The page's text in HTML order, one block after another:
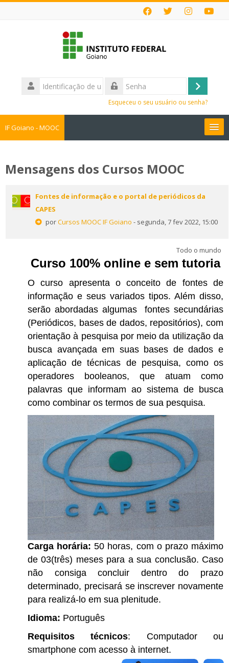
Identificação
de
Acessar
Esqueceu o seu usuário ou senha?
IF Goiano - MOOC
Faça sua Inscrição
Perguntas Frequentes
cursos
Mensagens dos Cursos MOOC
Fontes de informação e o portal de periódicos da
CAPES
porCursos MOOC IF Goiano - segunda, 7 fev 2022, 15:00
Todo o mundo
Curso 100% online e sem tutoria
O curso apresenta o conceito de fontes de
informação e seus variados tipos. Além disso,
serão abordadas algumas fontes secundárias
(Periódicos, bases de dados, repositórios), com
orientação à pesquisa por meio da utilização da
busca avançada em suas bases de dados e
aplicação de técnicas de pesquisa, como os
operadores booleanos, que atuam como
palavras que informam ao sistema de busca
como combinar os termos de sua pesquisa.
Carga horária: 50 horas, com o prazo máximo
de 03(três) meses para a sua conclusão. Caso
não consiga concluir dentro do prazo
determinado, precisará se inscrever novamente
para realizá-lo em sua plenitude.
Idioma: Português
Requisitos técnicos: Computador ou
smartphone com acesso à internet.